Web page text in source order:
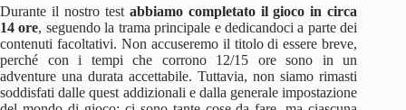
Durante il nostro test abbiamo completato il gioco in circa
14 ore, seguendo la trama principale e dedicandoci a parte dei
contenuti facoltativi. Non accuseremo il titolo di essere breve,
perché con i tempi che corrono 12/15 ore sono in un
adventure una durata accettabile. Tuttavia, non siamo rimasti
soddisfati dalle quest addizionali e dalla generale impostazione